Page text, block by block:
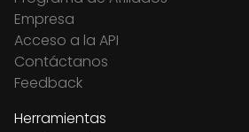
Empresa
Acceso a la API
Contáctanos
Feedback
Herramientas